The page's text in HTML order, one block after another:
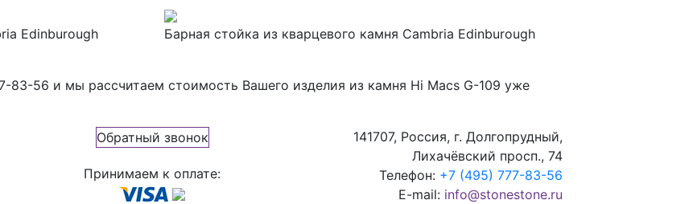
Edinburough Барная стойка из кварцевого камня Cambria Edinburough
83-56 и мы рассчитаем стоимость Вашего изделия из камня Hi Macs G-109 уже
Обратный звонок
Принимаем к оплате:
141707, Россия, г. Долгопрудный,
Лихачёвский просп., 74
Телефон: +7 (495) 777-83-56
E-mail: info@stonestone.ru